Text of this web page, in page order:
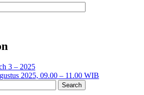
3 – 2025
2025, 09.00 – 11.00 WIB